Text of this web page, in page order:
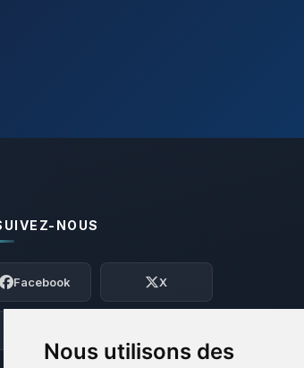
Nous utilisons des
NOUS
Facebook X
enfin quelqu’un pour me parler !
c’est Choupy, ton petit assistant
Dis-moi ce dont tu as besoin
vais remuer mes petits circuits
2026 à 08:21